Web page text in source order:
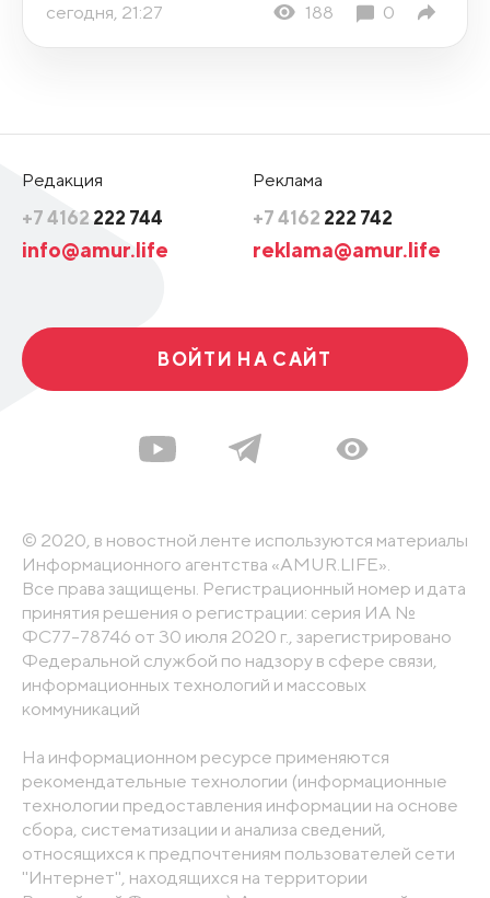
сегодня, 21:27 188 0
Редакция
+7 4162 222 744
info@amur.life
Реклама
+7 4162 222 742
reklama@amur.life
ВОЙТИ НА САЙТ
© 2020, в новостной ленте используются материалы
Информационного агентства «AMUR.LIFE».
Все права защищены. Регистрационный номер и дата
принятия решения о регистрации: серия ИА №
ФС77-78746 от 30 июля 2020 г., зарегистрировано
Федеральной службой по надзору в сфере связи,
информационных технологий и массовых
коммуникаций
На информационном ресурсе применяются
рекомендательные технологии (информационные
технологии предоставления информации на основе
сбора, систематизации и анализа сведений,
относящихся к предпочтениям пользователей сети
"Интернет", находящихся на территории